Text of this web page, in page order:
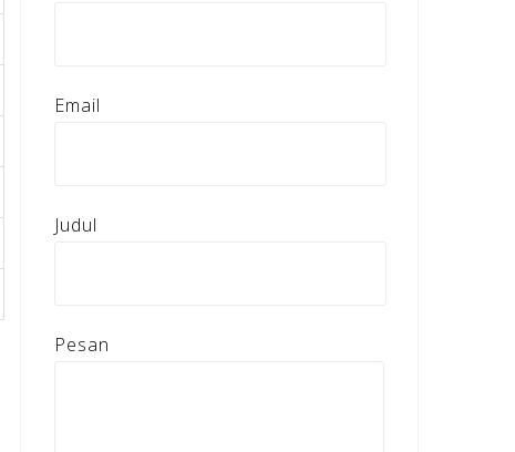
Email
Judul
Pesan